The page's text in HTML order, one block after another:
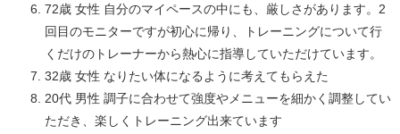
72歳 女性 自分のマイペースの中にも、厳しさがあります。2
回目のモニターですが初心に帰り、トレーニングについて行
くだけのトレーナーから熱心に指導していただけています。
32歳 女性 なりたい体になるように考えてもらえた
20代 男性 調子に合わせて強度やメニューを細かく調整してい
ただき、楽しくトレーニング出来ています